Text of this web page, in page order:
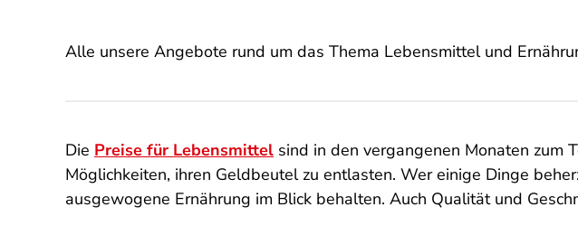
Alle unsere Angebote rund um das Thema Lebensmittel und
Die Preise für Lebensmittel sind in den vergangenen Monaten zum
Möglichkeiten, ihren Geldbeutel zu entlasten. Wer einige Dinge
ausgewogene Ernährung im Blick behalten. Auch Qualität und